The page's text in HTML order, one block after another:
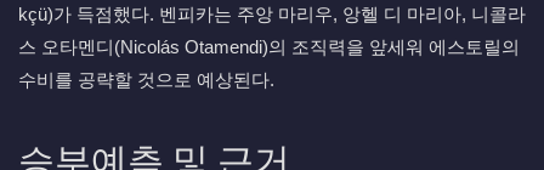
kçü)가 득점했다. 벤피카는 주앙 마리우, 앙헬 디 마리아, 니콜라
스 오타멘디(Nicolás Otamendi)의 조직력을 앞세워 에스토릴의
수비를 공략할 것으로 예상된다.
승부예측 및 근거